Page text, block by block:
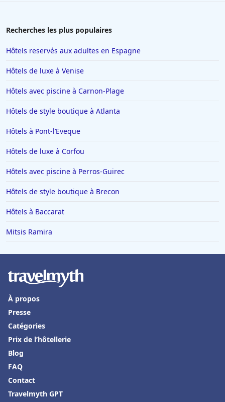
Recherches les plus populaires
Hôtels reservés aux adultes en Espagne
Hôtels de luxe à Venise
Hôtels avec piscine à Carnon-Plage
Hôtels de style boutique à Atlanta
Hôtels à Pont-lʼEveque
Hôtels de luxe à Corfou
Hôtels avec piscine à Perros-Guirec
Hôtels de style boutique à Brecon
Hôtels à Baccarat
Mitsis Ramira
À propos
Presse
Catégories
Prix de l’hôtellerie
Blog
FAQ
Contact
Travelmyth GPT